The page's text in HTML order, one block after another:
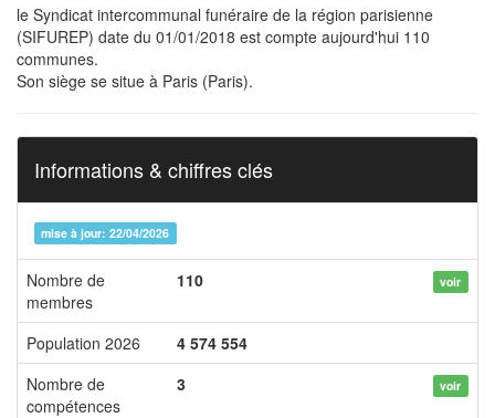
le Syndicat intercommunal funéraire de la région parisienne
(SIFUREP) date du 01/01/2018 est compte aujourd'hui 110
communes.
Son siège se situe à Paris (Paris).
Informations & chiffres clés
mise à jour: 22/04/2026
Nombre de
membres
110 voir
Population 2026
4 574 554
Nombre de
compétences
3 voir